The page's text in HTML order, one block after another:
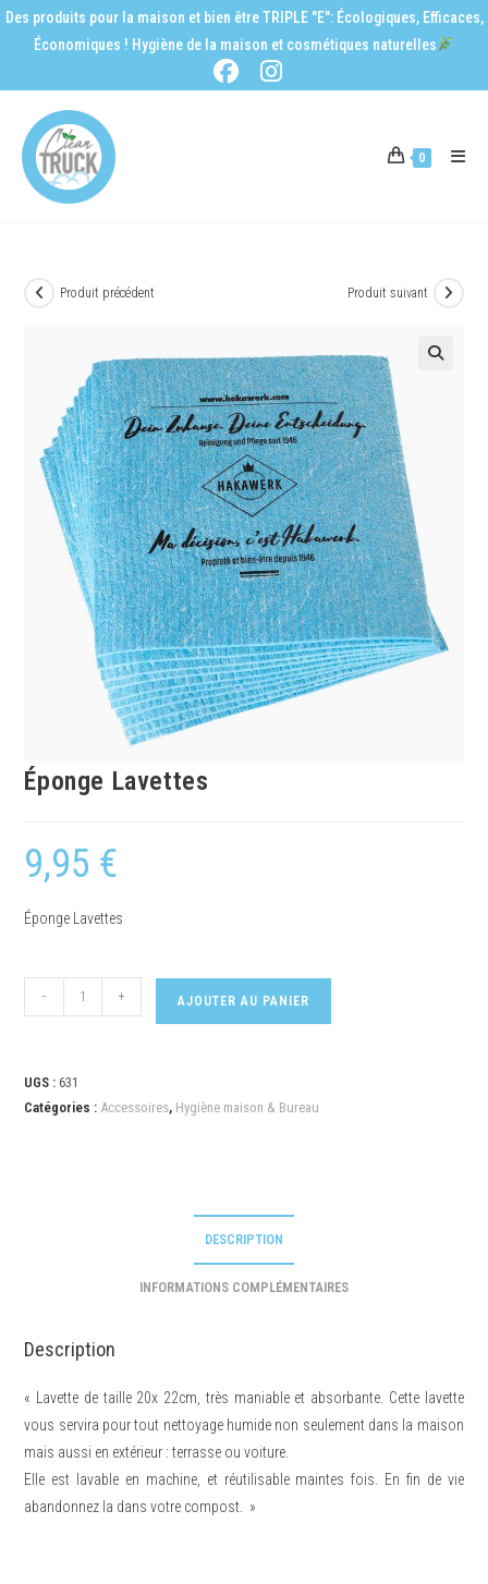
Des produits pour la maison et bien être TRIPLE "E": Écologiques, Efficaces,
Économiques ! Hygiène de la maison et cosmétiques naturelles
0
Produit précédent Produit suivant
Éponge Lavettes
9,95 €
Éponge Lavettes
- + AJOUTER AU PANIER
UGS :631
Catégories : Accessoires, Hygiène maison & Bureau
DESCRIPTION
INFORMATIONS COMPLÉMENTAIRES
Description
« Lavette de taille 20x 22cm, très maniable et absorbante. Cette lavette
vous servira pour tout nettoyage humide non seulement dans la maison
mais aussi en extérieur : terrasse ou voiture.
Elle est lavable en machine, et réutilisable maintes fois. En fin de vie
abandonnez la dans votre compost. »